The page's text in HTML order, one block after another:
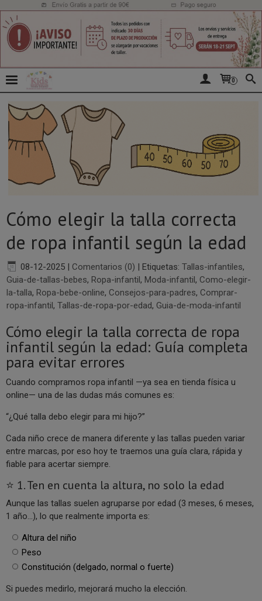
0
Cómo elegir la talla correcta
de ropa infantil según la edad
08-12-2025 | Comentarios (0) | Etiquetas: Tallas-infantiles,
Guia-de-tallas-bebes, Ropa-infantil, Moda-infantil, Como-elegir-
la-talla, Ropa-bebe-online, Consejos-para-padres, Comprar-
ropa-infantil, Tallas-de-ropa-por-edad, Guia-de-moda-infantil
Cómo elegir la talla correcta de ropa
infantil según la edad: Guía completa
para evitar errores
Cuando compramos ropa infantil —ya sea en tienda física u
online— una de las dudas más comunes es:
“¿Qué talla debo elegir para mi hijo?”
Cada niño crece de manera diferente y las tallas pueden variar
entre marcas, por eso hoy te traemos una guía clara, rápida y
fiable para acertar siempre.
⭐ 1. Ten en cuenta la altura, no solo la edad
Aunque las tallas suelen agruparse por edad (3 meses, 6 meses,
1 año…), lo que realmente importa es:
Altura del niño
Peso
Constitución (delgado, normal o fuerte)
Si puedes medirlo, mejorará mucho la elección.